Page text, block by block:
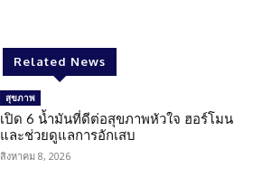
Related News
สุขภาพ
เปิด 6 น้ำมันที่ดีต่อสุขภาพหัวใจ ฮอร์โมน
และช่วยดูแลการอักเสบ
สิงหาคม 8, 2026